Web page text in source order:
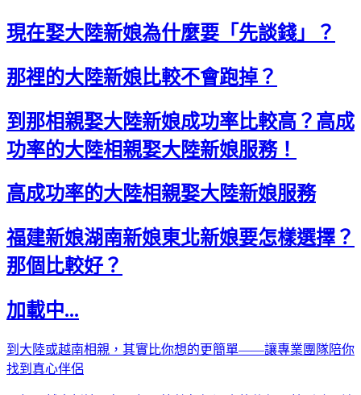
現在娶大陸新娘為什麼要「先談錢」？
那裡的大陸新娘比較不會跑掉？
到那相親娶大陸新娘成功率比較高？高成
功率的大陸相親娶大陸新娘服務！
高成功率的大陸相親娶大陸新娘服務
福建新娘湖南新娘東北新娘要怎樣選擇？
那個比較好？
加載中...
到大陸或越南相親，其實比你想的更簡單——讓專業團隊陪你
找到真心伴侶